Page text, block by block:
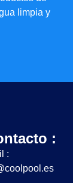
limpia y
:
: